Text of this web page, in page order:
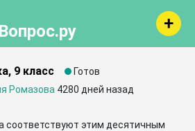
Вопрос.ру
9 класс
Готов
Ромазова 4280 дней назад
соответствуют этим десятичным